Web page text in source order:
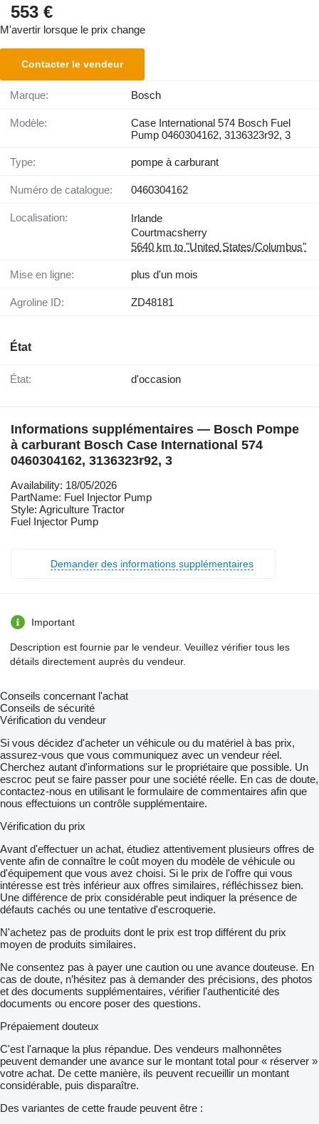
553 €
M'avertir lorsque le prix change
Contacter le vendeur
Marque: Bosch
Modèle:
Case International 574 Bosch Fuel
Pump 0460304162, 3136323r92, 3
Type: pompe à carburant
Numéro de catalogue: 0460304162
Localisation:
Irlande
Courtmacsherry
5640 km to "United States/Columbus"
Mise en ligne: plus d'un mois
Agroline ID: ZD48181
État
État: d'occasion
Informations supplémentaires — Bosch Pompe
à carburant Bosch Case International 574
0460304162, 3136323r92, 3
Availability: 18/05/2026
PartName: Fuel Injector Pump
Style: Agriculture Tractor
Fuel Injector Pump
Demander des informations supplémentaires
Important
Description est fournie par le vendeur. Veuillez vérifier tous les
détails directement auprès du vendeur.
Conseils concernant l'achat
Conseils de sécurité
Vérification du vendeur
Si vous décidez d'acheter un véhicule ou du matériel à bas prix,
assurez-vous que vous communiquez avec un vendeur réel.
Cherchez autant d'informations sur le propriétaire que possible. Un
escroc peut se faire passer pour une société réelle. En cas de doute,
contactez-nous en utilisant le formulaire de commentaires afin que
nous effectuions un contrôle supplémentaire.
Vérification du prix
Avant d'effectuer un achat, étudiez attentivement plusieurs offres de
vente afin de connaître le coût moyen du modèle de véhicule ou
d'équipement que vous avez choisi. Si le prix de l'offre qui vous
intéresse est très inférieur aux offres similaires, réfléchissez bien.
Une différence de prix considérable peut indiquer la présence de
défauts cachés ou une tentative d'escroquerie.
N'achetez pas de produits dont le prix est trop différent du prix
moyen de produits similaires.
Ne consentez pas à payer une caution ou une avance douteuse. En
cas de doute, n’hésitez pas à demander des précisions, des photos
et des documents supplémentaires, vérifier l'authenticité des
documents ou encore poser des questions.
Prépaiement douteux
C'est l'arnaque la plus répandue. Des vendeurs malhonnêtes
peuvent demander une avance sur le montant total pour « réserver »
votre achat. De cette manière, ils peuvent recueillir un montant
considérable, puis disparaître.
Des variantes de cette fraude peuvent être :